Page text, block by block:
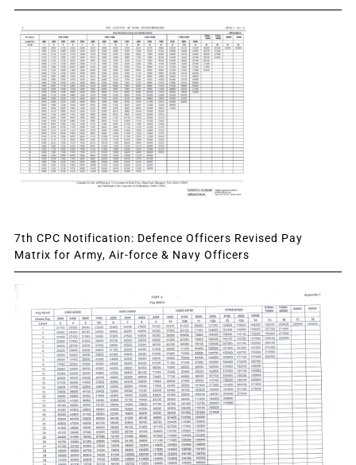
7th CPC Notification: Defence Officers Revised Pay
Matrix for Army, Air-force & Navy Officers